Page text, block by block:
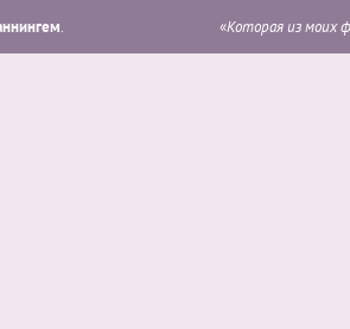
«Которая из моих фотографий самая